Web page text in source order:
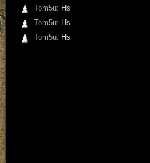
Tom5u: Hs
Tom5u: Hs
Tom5u: Hs